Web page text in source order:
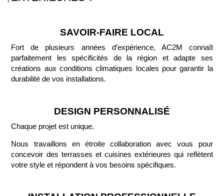
SAVOIR-FAIRE LOCAL
Fort de plusieurs années d’expérience, AC2M connaît
parfaitement les spécificités de la région et adapte ses
créations aux conditions climatiques locales pour garantir la
durabilité de vos installations.
DESIGN PERSONNALISÉ
Chaque projet est unique.
Nous travaillons en étroite collaboration avec vous pour
concevoir des terrasses et cuisines extérieures qui reflètent
votre style et répondent à vos besoins spécifiques.